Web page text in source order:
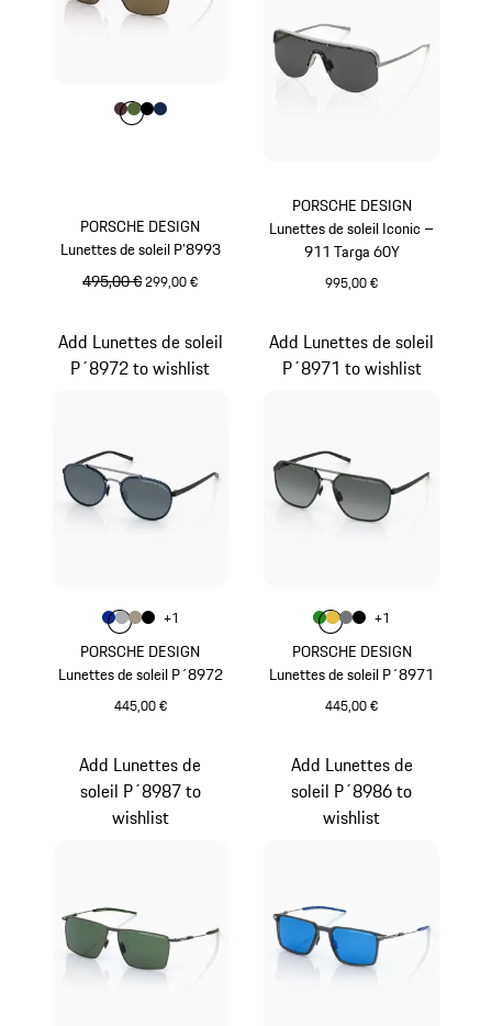
PORSCHE DESIGN
Lunettes de soleil P’8993
prix initial
495,00 €prix de vente
299,00 €
Couleur
Couleur
Couleur
Couleur
Couleur
PORSCHE DESIGN
Lunettes de soleil Iconic –
911 Targa 60Y
995,00 €
PORSCHE DESIGN
Lunettes de soleil P´8972
445,00 €
Add Lunettes de soleil
P´8972 to wishlist
Couleur
Couleur Bleu
CouleurGris
Couleur
Couleur
+1
PORSCHE DESIGN
Lunettes de soleil P´8971
445,00 €
Add Lunettes de soleil
P´8971 to wishlist
Couleur
Couleur Vert
CouleurOr
Couleur
Couleur
+1
Add Lunettes de
soleil P´8987 to
wishlist
Add Lunettes de
soleil P´8986 to
wishlist